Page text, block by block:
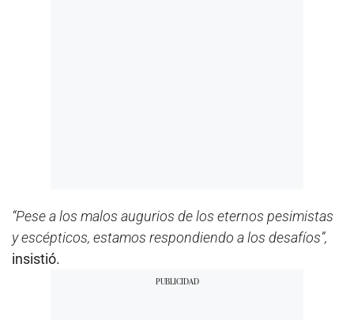
“Pese a los malos augurios de los eternos pesimistas
y escépticos, estamos respondiendo a los desafíos”,
insistió.